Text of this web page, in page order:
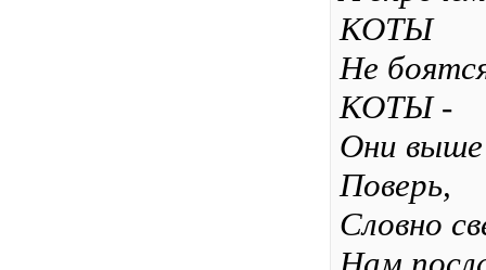
КОТЫ
Не
КОТЫ -
Они
Поверь,
Словно